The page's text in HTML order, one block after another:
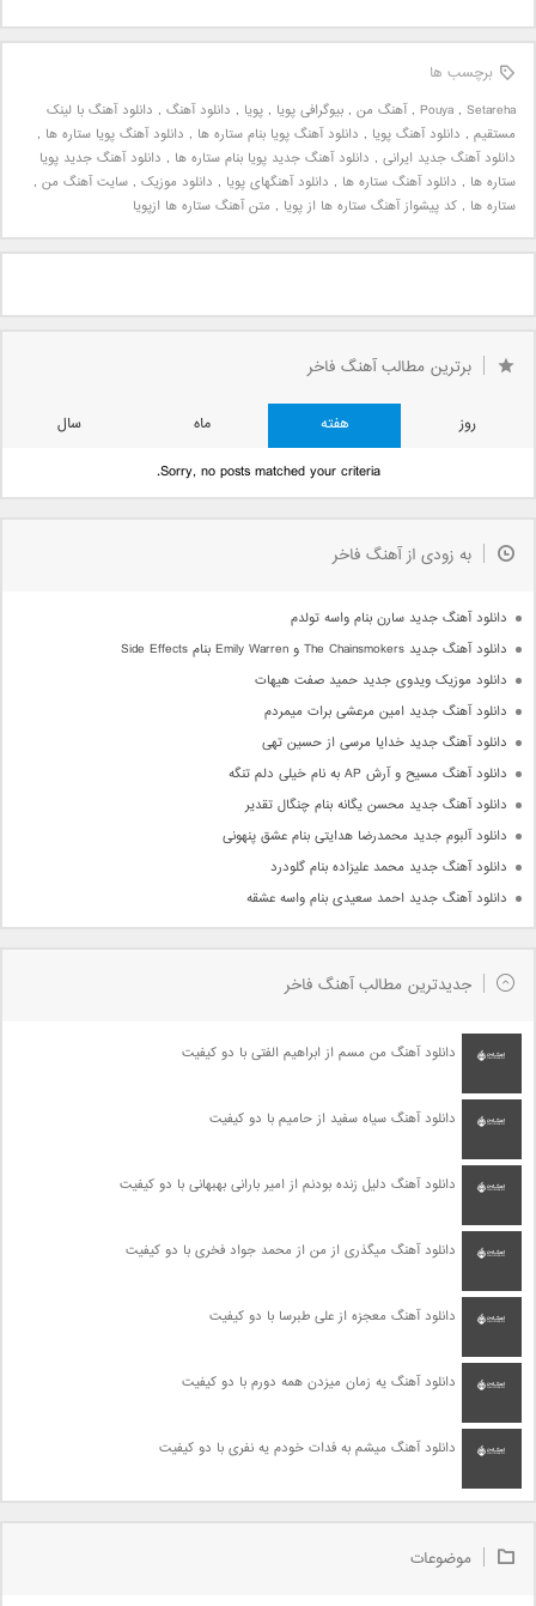
برچسب ها
Pouya , Setareha
,آهنگ من , بیوگرافی پویا , پویا , دانلود آهنگ , دانلود آهنگ با لینک
مستقیم , دانلود آهنگ پویا , دانلود آهنگ پویا بنام ستاره ها , دانلود آهنگ پویا ستاره ها ,
دانلود آهنگ جدید ایرانی , دانلود آهنگ جدید پویا بنام ستاره ها , دانلود آهنگ جدید پویا
ستاره ها , دانلود آهنگ ستاره ها , دانلود آهنگهای پویا , دانلود موزیک , سایت آهنگ من ,
ستاره ها , کد پیشواز آهنگ ستاره ها از پویا , متن آهنگ ستاره ها ازپویا
برترین مطالب آهنگ فاخر
روز هفته ماه
سال
Sorry, no posts matched your criteria.
به زودی از آهنگ فاخر
دانلود آهنگ جدید سارن بنام واسه تولدم
دانلود آهنگ جدید The Chainsmokers و Emily Warren بنام Side Effects
دانلود موزیک ویدوی جدید حمید صفت هیهات
دانلود آهنگ جدید امین مرعشی برات میمردم
دانلود آهنگ جدید خدایا مرسی از حسین تهی
دانلود آهنگ مسیح و آرش AP به نام خیلی دلم تنگه
دانلود آهنگ جدید محسن یگانه بنام چنگال تقدیر
دانلود آلبوم جدید محمدرضا هدایتی بنام عشق پنهونی
دانلود آهنگ جدید محمد علیزاده بنام گلودرد
دانلود آهنگ جدید احمد سعیدی بنام واسه عشقه
جدیدترین مطالب آهنگ فاخر
دانلود آهنگ من مسم از ابراهیم الفتی با دو کیفیت
دانلود آهنگ سیاه سفید از حامیم با دو کیفیت
دانلود آهنگ دلیل زنده بودنم از امیر بارانی بهبهانی با دو کیفیت
دانلود آهنگ میگذری از من از محمد جواد فخری با دو کیفیت
دانلود آهنگ معجزه از علی طبرسا با دو کیفیت
دانلود آهنگ یه زمان میزدن همه دورم با دو کیفیت
دانلود آهنگ میشم به فدات خودم یه نفری با دو کیفیت
موضوعات